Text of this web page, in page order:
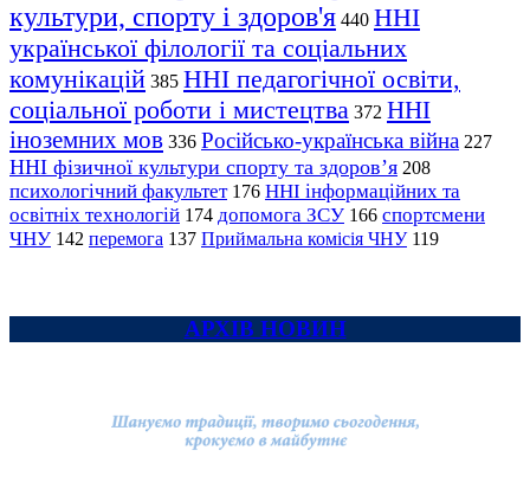
культури, спорту і здоров'я 440 ННІ
української філології та соціальних
комунікацій 385 ННІ педагогічної освіти,
соціальної роботи і мистецтва 372 ННІ
іноземних мов 336 Російсько-українська війна 227
ННІ фізичної культури спорту та здоров’я 208
психологічний факультет 176 ННІ інформаційних та
освітніх технологій 174 допомога ЗСУ 166 спортсмени
ЧНУ 142 перемога 137 Приймальна комісія ЧНУ 119
АРХІВ НОВИН